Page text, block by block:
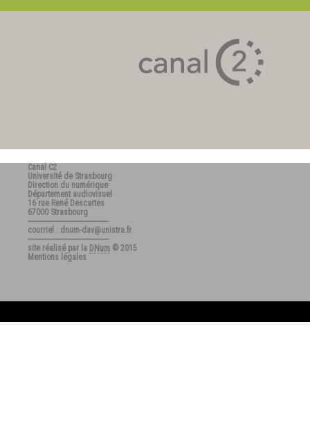
Canal C2
Université de Strasbourg
Direction du numérique
Département audiovisuel
16 rue René Descartes
67000 Strasbourg
---------------------------------------
courriel : dnum-dav@unistra.fr
---------------------------------------
site réalisé par la DNum © 2015
Mentions légales